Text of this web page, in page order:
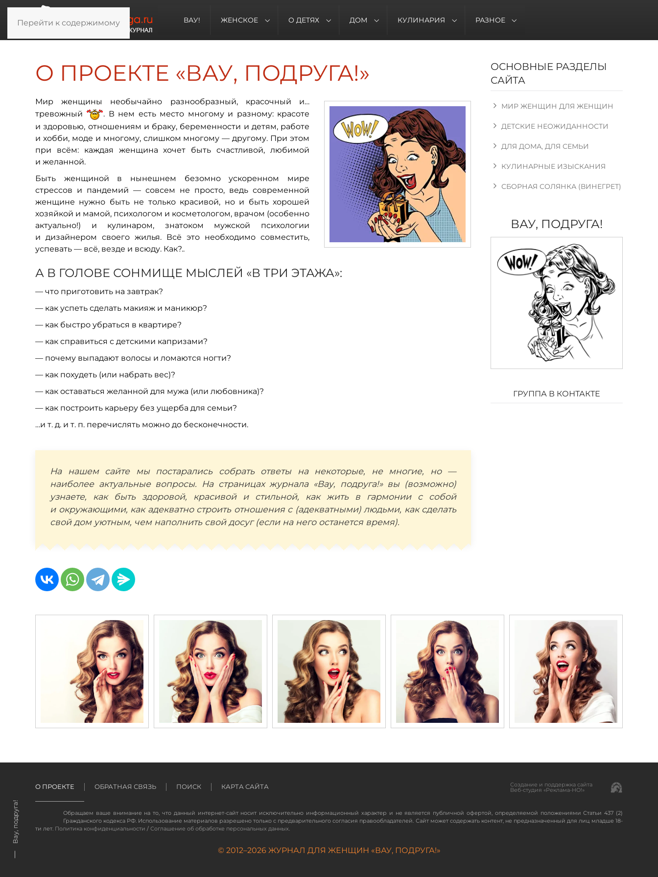
Перейти к содержимому ВАУ! ЖЕНСКОЕ О ДЕТЯХ ДОМ КУЛИНАРИЯ РАЗНОЕ
О ПРОЕКТЕ «ВАУ, ПОДРУГА!»
Мир женщины необычайно разнообразный, красочный и…
тревожный
. В нем есть место многому и разному: красоте
и здоровью, отношениям и браку, беременности и детям, работе
и хобби, моде и многому, слишком многому — другому. При этом
при всём: каждая женщина хочет быть счастливой, любимой
и желанной.
Быть женщиной в нынешнем безомно ускоренном мире
стрессов и пандемий — совсем не просто, ведь современной
женщине нужно быть не только красивой, но и быть хорошей
хозяйкой и мамой, психологом и косметологом, врачом (особенно
актуально!) и кулинаром, знатоком мужской психологии
и дизайнером своего жилья. Всё это необходимо совместить,
успевать — всё, везде и всюду. Как?..
А В ГОЛОВЕ СОНМИЩЕ МЫСЛЕЙ «В ТРИ ЭТАЖА»:
— что приготовить на завтрак?
— как успеть сделать макияж и маникюр?
— как быстро убраться в квартире?
— как справиться с детскими капризами?
— почему выпадают волосы и ломаются ногти?
— как похудеть (или набрать вес)?
— как оставаться желанной для мужа (или любовника)?
— как построить карьеру без ущерба для семьи?
…и т. д. и т. п. перечислять можно до бесконечности.
На нашем сайте мы постарались собрать ответы на некоторые, не многие, но —
наиболее актуальные вопросы. На страницах журнала «Вау, подруга!» вы (возможно)
узнаете, как быть здоровой, красивой и стильной, как жить в гармонии с собой
и окружающими, как адекватно строить отношения с (адекватными) людьми, как сделать
свой дом уютным, чем наполнить свой досуг (если на него останется время).
ОСНОВНЫЕ РАЗДЕЛЫ
САЙТА
МИР ЖЕНЩИН ДЛЯ ЖЕНЩИН
ДЕТСКИЕ НЕОЖИДАННОСТИ
ДЛЯ ДОМА, ДЛЯ СЕМЬИ
КУЛИНАРНЫЕ ИЗЫСКАНИЯ
СБОРНАЯ СОЛЯНКА (ВИНЕГРЕТ)
ВАУ, ПОДРУГА!
ГРУППА В КОНТАКТЕ
О ПРОЕКТЕ ОБРАТНАЯ СВЯЗЬ ПОИСК КАРТА САЙТА Создание и поддержка сайта
Веб-студия «Реклама-НО!»
Обращаем ваше внимание на то, что данный интернет-сайт носит исключительно информационный характер и не является публичной офертой, определяемой положениями Статьи 437 (2)
Гражданского кодекса РФ. Использование материалов разрешено только с предварительного согласия правообладателей. Сайт может содержать контент, не предназначенный для лиц младше 18-
ти лет. Политика конфиденциальности / Соглашение об обработке персональных данных.
© 2012–2026ЖУРНАЛ ДЛЯ ЖЕНЩИН «ВАУ, ПОДРУГА!»
Вау, подруга!